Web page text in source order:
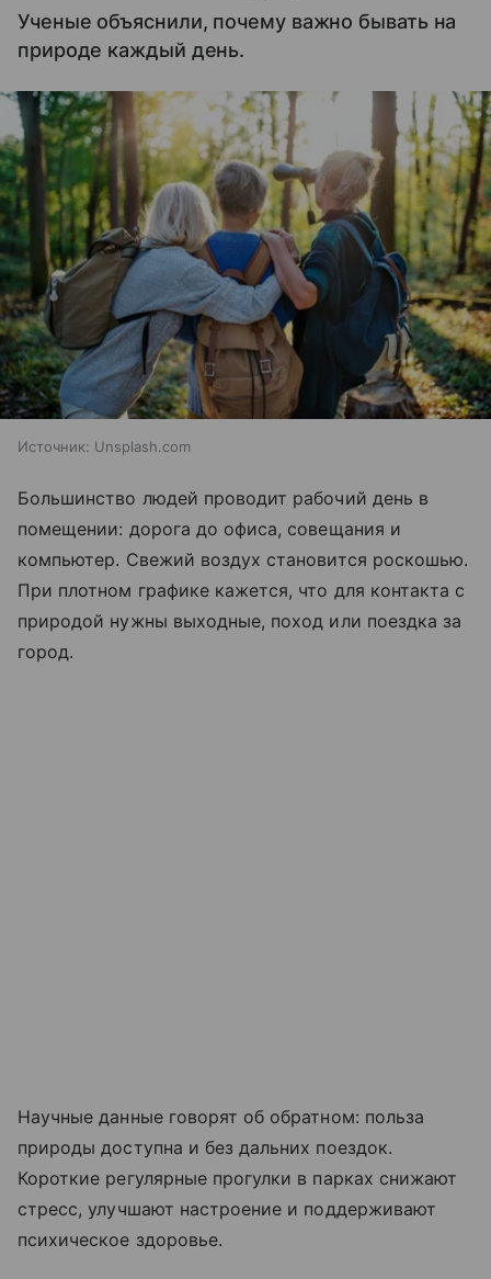
Ученые объяснили, почему важно бывать на
природе каждый день.
Источник: Unsplash.com
Большинство людей проводит рабочий день в
помещении: дорога до офиса, совещания и
компьютер. Свежий воздух становится роскошью.
При плотном графике кажется, что для контакта с
природой нужны выходные, поход или поездка за
город.
Научные данные говорят об обратном: польза
природы доступна и без дальних поездок.
Короткие регулярные прогулки в парках снижают
стресс, улучшают настроение и поддерживают
психическое здоровье.